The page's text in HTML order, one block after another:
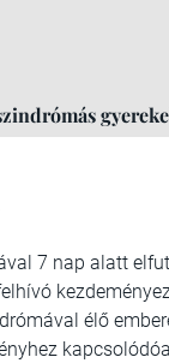
7 nap alatt
élő